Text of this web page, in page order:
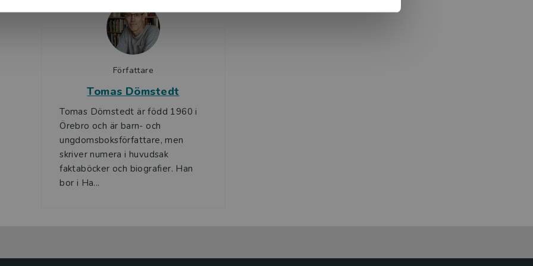
Författare
Tomas Dömstedt
Tomas Dömstedt är född 1960 i
Örebro och är barn- och
ungdomsboksförfattare, men
skriver numera i huvudsak
faktaböcker och biografier. Han
bor i Ha...